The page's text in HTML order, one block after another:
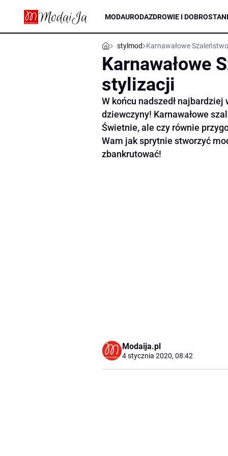
MODAURODAZDROWIE I DOBROSTAN
stylmod Karnawałowe
Karnawałowe
stylizacji
W końcu nadszedł
dziewczyny! Karnawałowe
Świetnie, ale czy równie
Wam jak sprytnie stworzyć
zbankrutować!
Modaija.pl
4 stycznia 2020, 08:42